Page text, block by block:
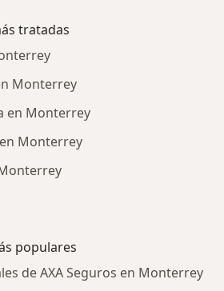
tratadas
Monterrey
en Monterrey
Monterrey
populares
de AXA Seguros en Monterrey